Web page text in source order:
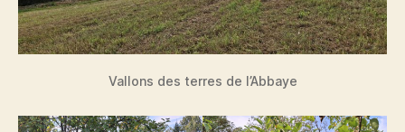
Vallons des terres de l’Abbaye